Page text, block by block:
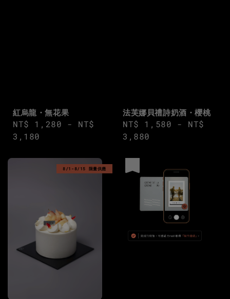
紅烏龍・無花果
Regular
price
NT$ 1,280 - NT$
3,180
法芙娜貝禮詩奶酒・櫻桃
Regular
price
NT$ 1,580 - NT$
3,880
8/1-8/15 限量供應